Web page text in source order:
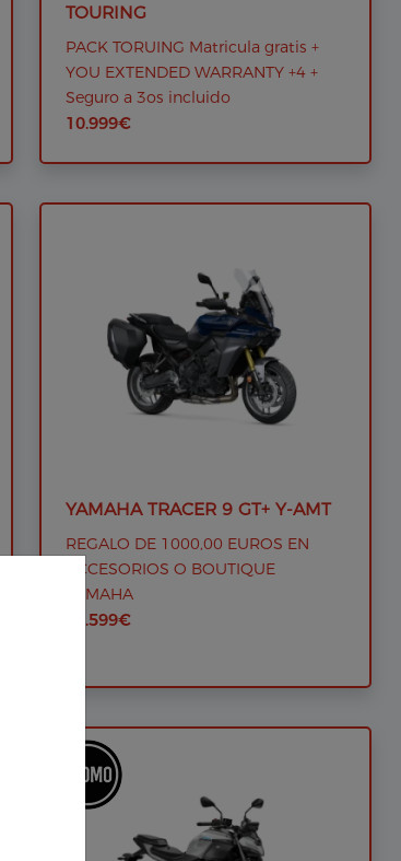
TOURING
PACK TORUING Matricula gratis +
YOU EXTENDED WARRANTY +4 +
Seguro a 3os incluido
10.999€
YAMAHA TRACER 9 GT+ Y-AMT
REGALO DE 1000,00 EUROS EN
ACCESORIOS O BOUTIQUE
YAMAHA
19.599€